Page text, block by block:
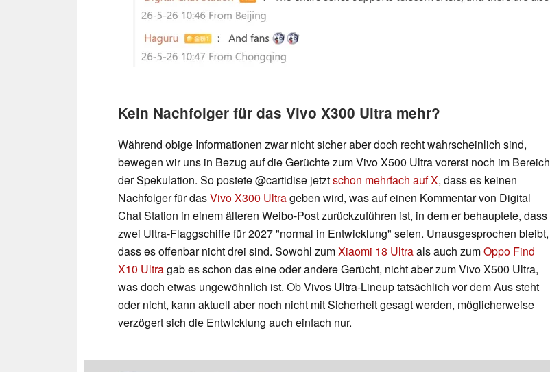
Kein Nachfolger für das Vivo X300 Ultra mehr?
Während obige Informationen zwar nicht sicher aber doch recht wahrscheinlich sind,
bewegen wir uns in Bezug auf die Gerüchte zum Vivo X500 Ultra vorerst noch im Bereich
der Spekulation. So postete @cartidise jetztschon mehrfach auf X, dass es keinen
Nachfolger für dasVivo X300 Ultrageben wird, was auf einen Kommentar von Digital
Chat Station in einem älteren Weibo-Post zurückzuführen ist, in dem er behauptete, dass
zwei Ultra-Flaggschiffe für 2027 "normal in Entwicklung" seien. Unausgesprochen bleibt,
dass es offenbar nicht drei sind. Sowohl zumXiaomi 18 Ultraals auch zumOppo Find
X10 Ultragab es schon das eine oder andere Gerücht, nicht aber zum Vivo X500 Ultra,
was doch etwas ungewöhnlich ist. Ob Vivos Ultra-Lineup tatsächlich vor dem Aus steht
oder nicht, kann aktuell aber noch nicht mit Sicherheit gesagt werden, möglicherweise
verzögert sich die Entwicklung auch einfach nur.